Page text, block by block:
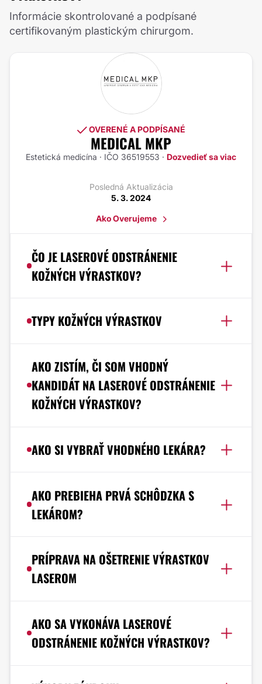
Informácie skontrolované a podpísané
certifikovaným plastickým chirurgom.
OVERENÉ A PODPÍSANÉ
MEDICAL MKP
Estetická medicína · IČO 36519553 · Dozvedieť sa viac
Posledná Aktualizácia
5. 3. 2024
Ako Overujeme
ČO JE LASEROVÉ ODSTRÁNENIE
KOŽNÝCH VÝRASTKOV?
TYPY KOŽNÝCH VÝRASTKOV
AKO ZISTÍM, ČI SOM VHODNÝ
KANDIDÁT NA LASEROVÉ ODSTRÁNENIE
KOŽNÝCH VÝRASTKOV?
AKO SI VYBRAŤ VHODNÉHO LEKÁRA?
AKO PREBIEHA PRVÁ SCHÔDZKA S
LEKÁROM?
PRÍPRAVA NA OŠETRENIE VÝRASTKOV
LASEROM
AKO SA VYKONÁVA LASEROVÉ
ODSTRÁNENIE KOŽNÝCH VÝRASTKOV?